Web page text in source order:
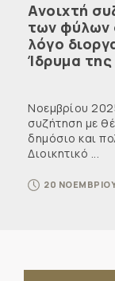
Ανοιχτή
των φύλων
λόγο
Ίδρυμα
Νοεμβρίου
συζήτηση με
δημόσιο και
Διοικητικό ...
20